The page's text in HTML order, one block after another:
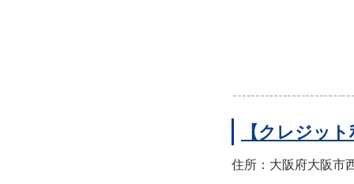
【クレジッ
住所：大阪府大阪市